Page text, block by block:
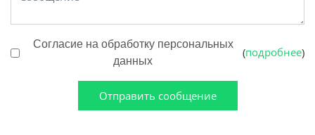
Согласие на обработку персональных
данных
(подробнее)
Отправить сообщение